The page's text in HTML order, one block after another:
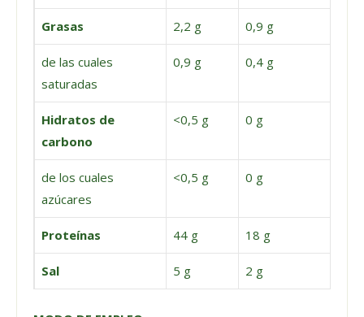
Grasas 2,2 g 0,9 g
de las cuales
saturadas
0,9 g 0,4 g
Hidratos de
carbono
<0,5 g 0 g
de los cuales
azúcares
<0,5 g 0 g
Proteínas 44 g 18 g
Sal 5 g 2 g